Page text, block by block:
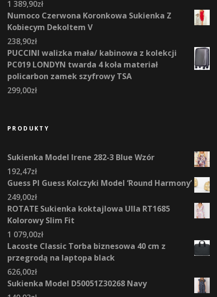
1 389,90zł
Numoco Czerwona Koronkowa Sukienka Z
Kobiecym Dekoltem V
238,90zł
PUCCINI walizka mała/ kabinowa z kolekcji
PC019 LONDYN twarda 4 koła materiał
policarbon zamek szyfrowy TSA
299,00zł
PRODUKTY
Sukienka Model Irene 282-3 Blue Wzór
192,47zł
Guess Pl Guess Kolczyki Model ‘Round Harmony’
249,00zł
ROTATE Sukienka koktajlowa Ulla RT1685
Kolorowy Slim Fit
1 079,00zł
Lacoste Classic Torba biznesowa 40 cm z
przegrodą na laptopa black
626,00zł
Sukienka Model D50051Z30268 Navy